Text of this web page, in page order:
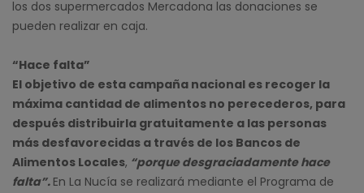
los dos supermercados Mercadona las donaciones se
pueden realizar en caja.
“Hace falta”
El objetivo de esta campaña nacional es recoger la
máxima cantidad de alimentos no perecederos, para
después distribuirla gratuitamente a las personas
más desfavorecidas a través de los Bancos de
Alimentos Locales, “porque desgraciadamente hace
falta”. En La Nucía se realizará mediante el Programa de